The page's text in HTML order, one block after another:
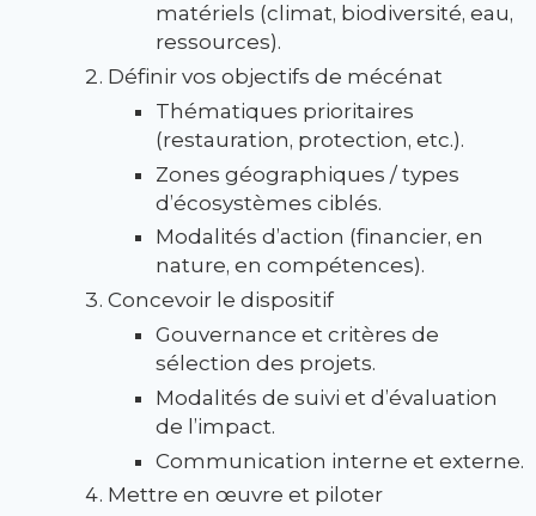
matériels (climat, biodiversité, eau,
ressources).
Définir vos objectifs de mécénat
Thématiques prioritaires
(restauration, protection, etc.).
Zones géographiques / types
d’écosystèmes ciblés.
Modalités d’action (financier, en
nature, en compétences).
Concevoir le dispositif
Gouvernance et critères de
sélection des projets.
Modalités de suivi et d’évaluation
de l’impact.
Communication interne et externe.
Mettre en œuvre et piloter